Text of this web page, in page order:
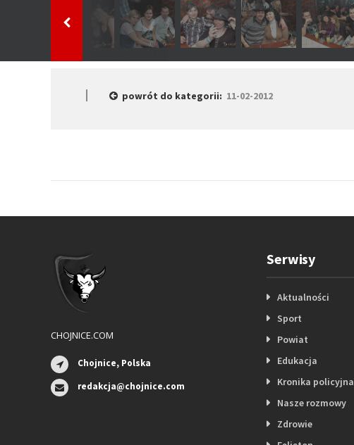
powrót do kategorii: 11-02-2012
CHOJNICE.COM
Chojnice, Polska
redakcja@chojnice.com
Serwisy
Aktualności
Sport
Powiat
Edukacja
Kronika policyjna
Nasze rozmowy
Zdrowie